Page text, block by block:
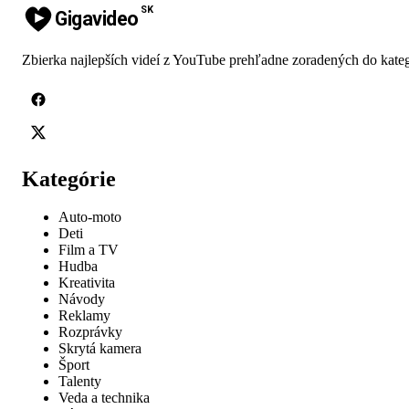
Gigavideo SK
Zbierka najlepších videí z YouTube prehľadne zoradených do
Kategórie
Auto-moto
Deti
Film a TV
Hudba
Kreativita
Návody
Reklamy
Rozprávky
Skrytá kamera
Šport
Talenty
Veda a technika